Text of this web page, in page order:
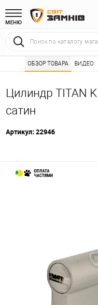
МЕНЮ
Интернет магазин замков
Цилиндр TITAN
сатин
Артикул: 22946
ОБЗОР ТОВАРА ВИДЕО